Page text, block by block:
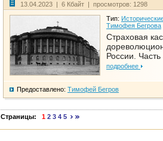
13.04.2023 | 6 Кбайт | просмотров: 1298
Тип:
Тимофея Бегрова
Страховая
России. Часть
подробнее
Предоставлено: Тимофей Бегров
Страницы: 1 2 3 4 5